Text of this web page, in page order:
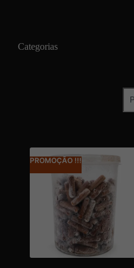
Categorias
PROMOÇÃO !!!